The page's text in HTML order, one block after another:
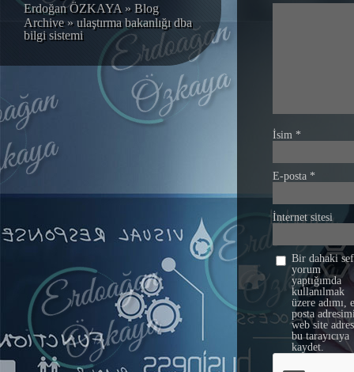
Erdoğan ÖZKAYA » Blog
Archive » ulaştırma bakanlığı dba
bilgi sistemi
İsim *
E-posta *
İnternet sitesi
Bir dahaki
yorum
yaptığımda
kullanılmak
üzere adımı,
posta
web site
bu tarayıcıya
kaydet.